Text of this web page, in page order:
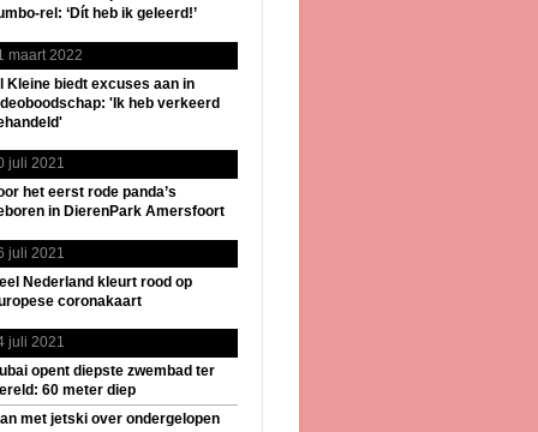
rel: ‘Dít heb ik geleerd!’
maart 2022
Kleine biedt excuses aan in
'Ik heb verkeerd
juli 2021
het eerst rode panda’s
in DierenPark Amersfoort
juli 2021
Nederland kleurt rood op
coronakaart
juli 2021
opent diepste zwembad ter
60 meter diep
met jetski over ondergelopen